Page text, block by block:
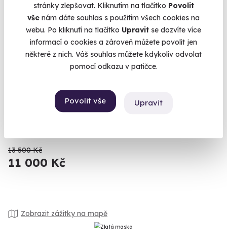
stránky zlepšovat. Kliknutím na tlačítko Povolit
vše nám dáte souhlas s použitím všech cookies na
webu. Po kliknutí na tlačítko Upravit se dozvíte více
informací o cookies a zároveň můžete povolit jen
některé z nich. Váš souhlas můžete kdykoliv odvolat
pomocí odkazu v patičce.
Povolit vše Upravit
9.5(18)
4chodovou degustační večeří v Beskydech
Hoďte starosti a stres za hlavu a užijte si pobyt na dosah
přírody v krajině, kde lišky dávají dobrou noc.
13 500 Kč
11 000 Kč
Zobrazit zážitky na mapě